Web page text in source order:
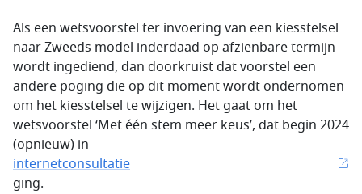
Als een wetsvoorstel ter invoering van een kiesstelsel
naar Zweeds model inderdaad op afzienbare termijn
wordt ingediend, dan doorkruist dat voorstel een
andere poging die op dit moment wordt ondernomen
om het kiesstelsel te wijzigen. Het gaat om het
wetsvoorstel ‘Met één stem meer keus’, dat begin 2024
(opnieuw) in
internetconsultatie
ging.